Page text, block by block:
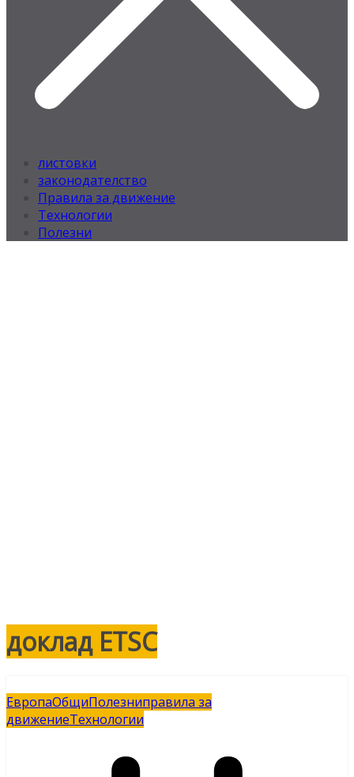
листовки
законодателство
Правила за движение
Технологии
Полезни
доклад ETSC
ЕвропаОбщиПолезниправила за
движениеТехнологии